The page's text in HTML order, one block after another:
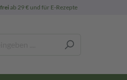
ab 29 € und für E-Rezepte